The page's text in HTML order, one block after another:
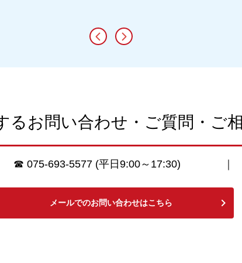
るお問い合わせ・ご質問・ご
☎ 075-693-5577 (平日9:00～17:30)
メールでのお問い合わせはこちら